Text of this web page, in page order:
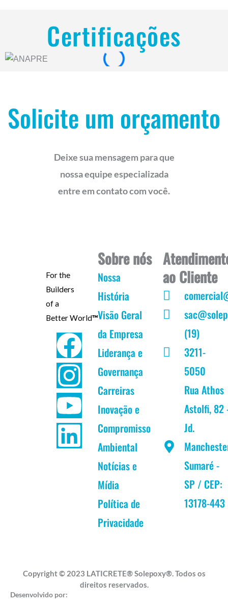
Certificações
Solicite um orçamento
Deixe sua mensagem para que
nossa equipe especializada
entre em contato com você.
For the
Builders
of a
Better World™
F
a
c
e
b
I
n
s
t
a
Y
o
u
t
u
L
i
n
k
e
Sobre nós
Nossa
História
Visão Geral
da Empresa
Liderança e
Governança
Carreiras
Inovação e
Compromisso
Ambiental
Notícias e
Mídia
Política de
Privacidade
ao Cliente
(19)
3211-
5050
Rua Athos
Astolfi, 82
Jd.
Sumaré -
SP / CEP:
13178-443
Copyright © 2023 LATICRETE® Solepoxy®. Todos os
direitos reservados.
Desenvolvido por: